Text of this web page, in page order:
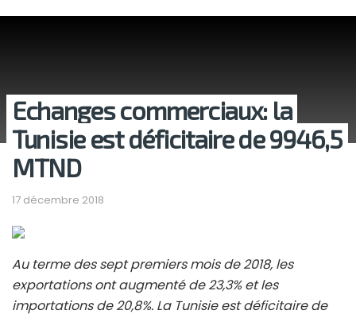
Echanges commerciaux: la
Tunisie est déficitaire de 9946,5
MTND
17 décembre 2018
Au terme des sept premiers mois de 2018, les
exportations ont augmenté de 23,3% et les
importations de 20,8%. La Tunisie est déficitaire de